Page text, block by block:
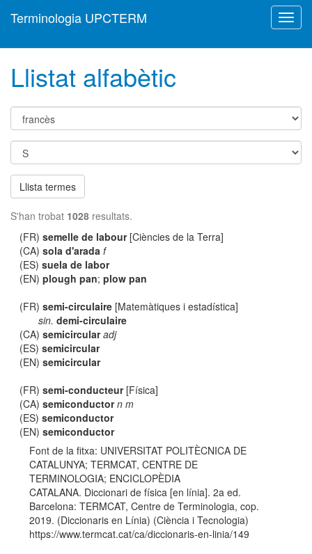
Terminologia UPCTERM
Llistat alfabètic
Llista termes
S'han trobat 1028 resultats.
(FR)semelle de labour[Ciències de la Terra]
(CA)sola d'arada f
(ES)suela de labor
(EN)plough pan;plow pan
(FR)semi-circulaire [Matemàtiques i estadística]
sin. demi-circulaire
(CA)semicircular adj
(ES)semicircular
(EN)semicircular
(FR)semi-conducteur[Física]
(CA)semiconductor n m
(ES)semiconductor
(EN)semiconductor
Font de la fitxa: UNIVERSITAT POLITÈCNICA DE
CATALUNYA; TERMCAT, CENTRE DE
TERMINOLOGIA; ENCICLOPÈDIA
CATALANA. Diccionari de física [en línia]. 2a ed.
Barcelona: TERMCAT, Centre de Terminologia, cop.
2019. (Diccionaris en Línia) (Ciència i Tecnologia)
https://www.termcat.cat/ca/diccionaris-en-linia/149